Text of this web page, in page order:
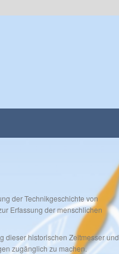
der Technikgeschichte von
Erfassung der menschlichen
dieser historischen Zeitmesser und
zugänglich zu machen.